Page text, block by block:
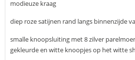
modieuze kraag
diep roze satijnen rand langs binnenzijde
smalle knoopsluiting met 8 zilver
gekleurde en witte knoopjes op het witte